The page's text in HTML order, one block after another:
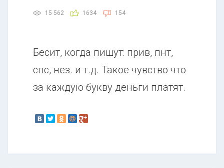
15 562 1634 154
Бесит, когда пишут: прив, пнт,
спс, нез. и т.д. Такое чувство что
за каждую букву деньги платят.